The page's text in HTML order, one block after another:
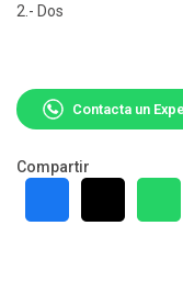
2.- Dos
Contacta un
Compartir